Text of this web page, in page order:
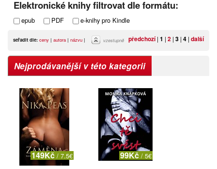
Elektronické knihy filtrovat dle formátu:
epub PDF e-knihy pro Kindle
předchozí| 1 | 2 | 3 | 4 | další
seřadit dle: ceny | autora | názvu | vzestupně
Nejprodávanější v této kategorii
149Kč / 7.5€ 99Kč / 5€